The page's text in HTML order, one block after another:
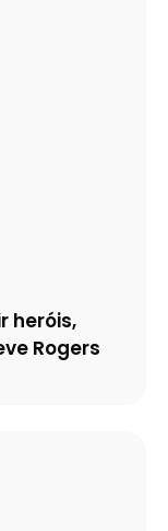
heróis,
Rogers